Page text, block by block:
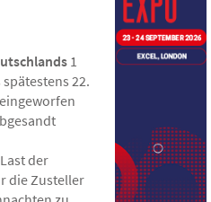
1
22.
der
die Zusteller